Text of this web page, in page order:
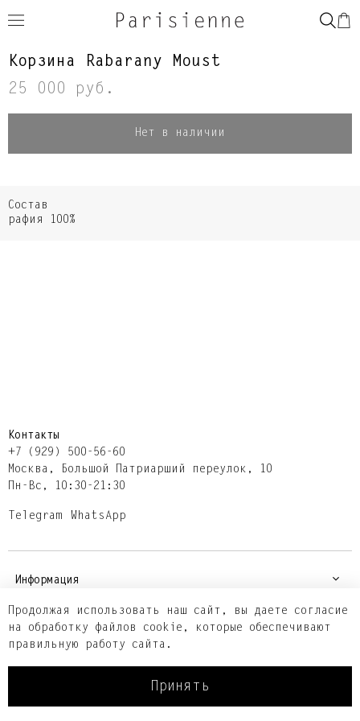
Корзина Rabarany Moust
25 000 руб.
Нет в наличии
Состав
рафия 100%
Информация
Контакты
+7 (929) 500-56-60
Москва,​ Большой Патриарший переулок,​ 10
Пн-Вс, 10:30-21:30
Telegram WhatsApp
Продолжая использовать наш сайт, вы даете согласие
на обработку файлов cookie, которые обеспечивают
правильную работу сайта.
Принять